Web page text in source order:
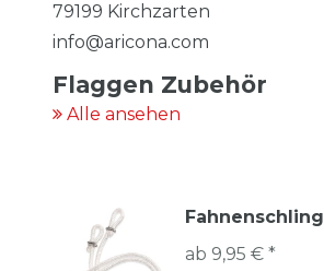
79199 Kirchzarten
info@aricona.com
Flaggen Zubehör
Alle ansehen
ab 9,95 € *